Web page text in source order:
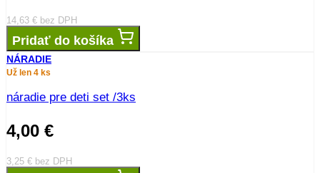
14,63 € bez DPH
Pridať do košíka
NÁRADIE
Už len 4 ks
náradie pre deti set /3ks
4,00 €
3,25 € bez DPH